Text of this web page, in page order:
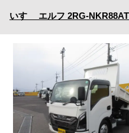
いすゞ エルフ 2RG-